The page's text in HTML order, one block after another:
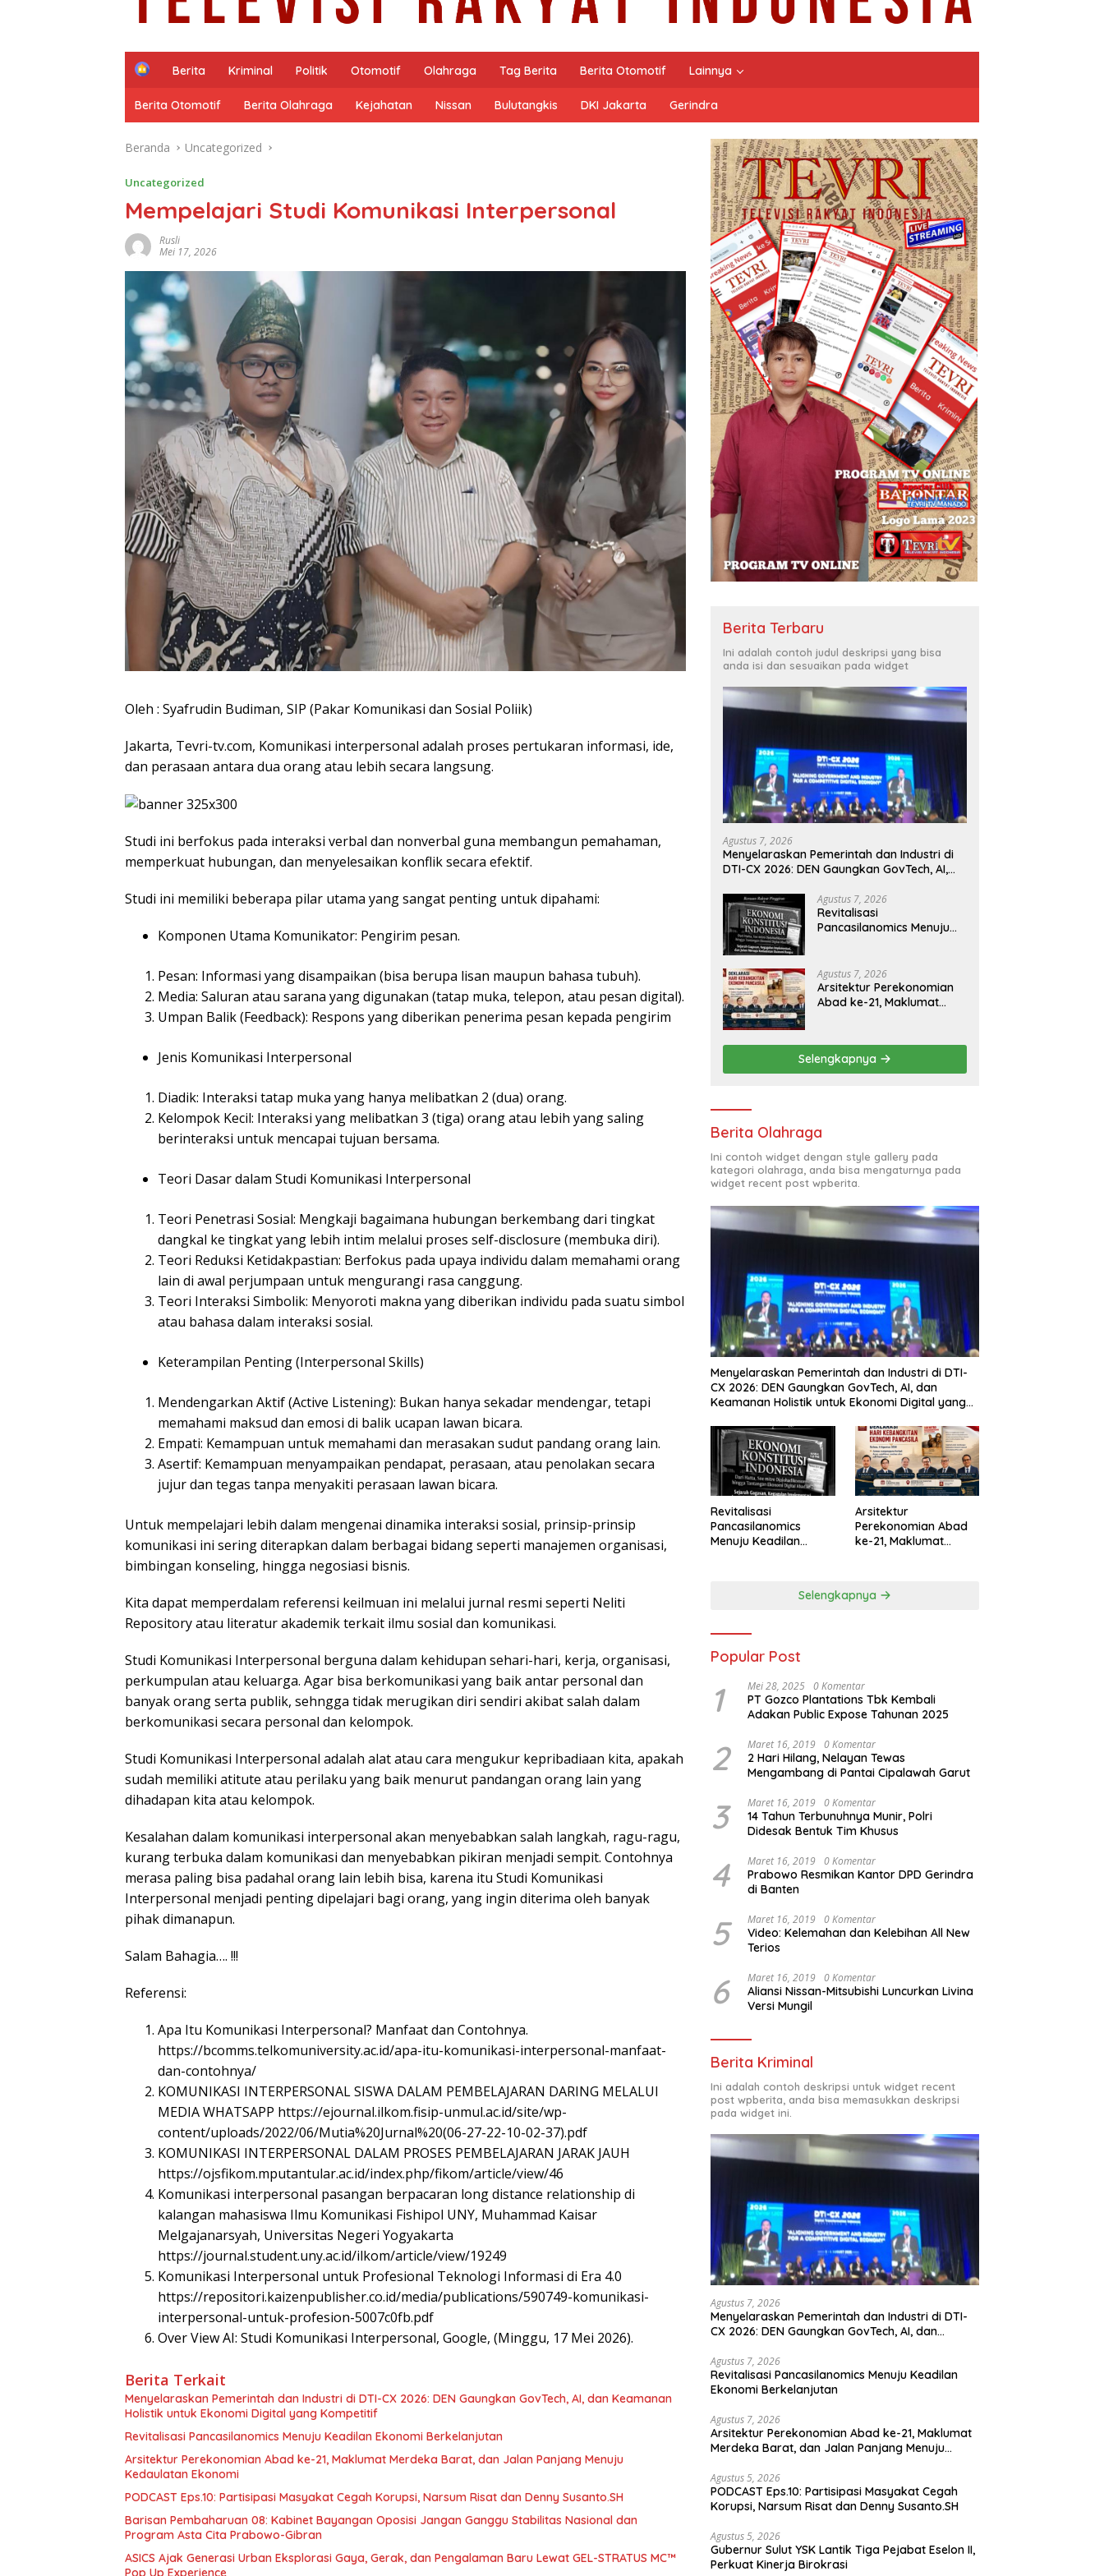
H
m
e
Berita Kriminal Politik Otomotif Olahraga Tag Berita Berita Otomotif Lainnya
Berita Otomotif Berita Olahraga Kejahatan Nissan Bulutangkis DKI Jakarta Gerindra
Beranda Uncategorized
Uncategorized
Mempelajari Studi Komunikasi Interpersonal
Rusli
Mei 17, 2026
Oleh : Syafrudin Budiman, SIP (Pakar Komunikasi dan Sosial Poliik)
Jakarta, Tevri-tv.com, Komunikasi interpersonal adalah proses pertukaran informasi, ide,
dan perasaan antara dua orang atau lebih secara langsung.
Studi ini berfokus pada interaksi verbal dan nonverbal guna membangun pemahaman,
memperkuat hubungan, dan menyelesaikan konflik secara efektif.
Studi ini memiliki beberapa pilar utama yang sangat penting untuk dipahami:
Komponen Utama Komunikator: Pengirim pesan.
Pesan: Informasi yang disampaikan (bisa berupa lisan maupun bahasa tubuh).
Media: Saluran atau sarana yang digunakan (tatap muka, telepon, atau pesan digital).
Umpan Balik (Feedback): Respons yang diberikan penerima pesan kepada pengirim
Jenis Komunikasi Interpersonal
Diadik: Interaksi tatap muka yang hanya melibatkan 2 (dua) orang.
Kelompok Kecil: Interaksi yang melibatkan 3 (tiga) orang atau lebih yang saling
berinteraksi untuk mencapai tujuan bersama.
Teori Dasar dalam Studi Komunikasi Interpersonal
Teori Penetrasi Sosial: Mengkaji bagaimana hubungan berkembang dari tingkat
dangkal ke tingkat yang lebih intim melalui proses self-disclosure (membuka diri).
Teori Reduksi Ketidakpastian: Berfokus pada upaya individu dalam memahami orang
lain di awal perjumpaan untuk mengurangi rasa canggung.
Teori Interaksi Simbolik: Menyoroti makna yang diberikan individu pada suatu simbol
atau bahasa dalam interaksi sosial.
Keterampilan Penting (Interpersonal Skills)
Mendengarkan Aktif (Active Listening): Bukan hanya sekadar mendengar, tetapi
memahami maksud dan emosi di balik ucapan lawan bicara.
Empati: Kemampuan untuk memahami dan merasakan sudut pandang orang lain.
Asertif: Kemampuan menyampaikan pendapat, perasaan, atau penolakan secara
jujur dan tegas tanpa menyakiti perasaan lawan bicara.
Untuk mempelajari lebih dalam mengenai dinamika interaksi sosial, prinsip-prinsip
komunikasi ini sering diterapkan dalam berbagai bidang seperti manajemen organisasi,
bimbingan konseling, hingga negosiasi bisnis.
Kita dapat memperdalam referensi keilmuan ini melalui jurnal resmi seperti Neliti
Repository atau literatur akademik terkait ilmu sosial dan komunikasi.
Studi Komunikasi Interpersonal berguna dalam kehidupan sehari-hari, kerja, organisasi,
perkumpulan atau keluarga. Agar bisa berkomunikasi yang baik antar personal dan
banyak orang serta publik, sehngga tidak merugikan diri sendiri akibat salah dalam
berkomunikasi secara personal dan kelompok.
Studi Komunikasi Interpersonal adalah alat atau cara mengukur kepribadiaan kita, apakah
sudah memiliki atitute atau perilaku yang baik menurut pandangan orang lain yang
dihadapan kita atau kelompok.
Kesalahan dalam komunikasi interpersonal akan menyebabkan salah langkah, ragu-ragu,
kurang terbuka dalam komunikasi dan menyebabkan pikiran menjadi sempit. Contohnya
merasa paling bisa padahal orang lain lebih bisa, karena itu Studi Komunikasi
Interpersonal menjadi penting dipelajari bagi orang, yang ingin diterima oleh banyak
pihak dimanapun.
Salam Bahagia…. !!!
Referensi:
Apa Itu Komunikasi Interpersonal? Manfaat dan Contohnya.
https://bcomms.telkomuniversity.ac.id/apa-itu-komunikasi-interpersonal-manfaat-
dan-contohnya/
KOMUNIKASI INTERPERSONAL SISWA DALAM PEMBELAJARAN DARING MELALUI
MEDIA WHATSAPP https://ejournal.ilkom.fisip-unmul.ac.id/site/wp-
content/uploads/2022/06/Mutia%20Jurnal%20(06-27-22-10-02-37).pdf
KOMUNIKASI INTERPERSONAL DALAM PROSES PEMBELAJARAN JARAK JAUH
https://ojsfikom.mputantular.ac.id/index.php/fikom/article/view/46
Komunikasi interpersonal pasangan berpacaran long distance relationship di
kalangan mahasiswa Ilmu Komunikasi Fishipol UNY, Muhammad Kaisar
Melgajanarsyah, Universitas Negeri Yogyakarta
https://journal.student.uny.ac.id/ilkom/article/view/19249
Komunikasi Interpersonal untuk Profesional Teknologi Informasi di Era 4.0
https://repositori.kaizenpublisher.co.id/media/publications/590749-komunikasi-
interpersonal-untuk-profesion-5007c0fb.pdf
Over View AI: Studi Komunikasi Interpersonal, Google, (Minggu, 17 Mei 2026).
Berita Terkait
Menyelaraskan Pemerintah dan Industri di DTI-CX 2026: DEN Gaungkan GovTech, AI, dan Keamanan
Holistik untuk Ekonomi Digital yang Kompetitif
Revitalisasi Pancasilanomics Menuju Keadilan Ekonomi Berkelanjutan
Arsitektur Perekonomian Abad ke-21, Maklumat Merdeka Barat, dan Jalan Panjang Menuju
Kedaulatan Ekonomi
PODCAST Eps.10: Partisipasi Masyakat Cegah Korupsi, Narsum Risat dan Denny Susanto.SH
Barisan Pembaharuan 08: Kabinet Bayangan Oposisi Jangan Ganggu Stabilitas Nasional dan
Program Asta Cita Prabowo-Gibran
ASICS Ajak Generasi Urban Eksplorasi Gaya, Gerak, dan Pengalaman Baru Lewat GEL-STRATUS MC™
Pop Up Experience
Berita Terbaru
Ini adalah contoh judul deskripsi yang bisa
anda isi dan sesuaikan pada widget
Agustus 7, 2026
Menyelaraskan Pemerintah dan Industri di
DTI-CX 2026: DEN Gaungkan GovTech, AI,
Digital yang KompetitifAgustus 7, 2026
Revitalisasi
Pancasilanomics Menuju
Agustus 7, 2026
Arsitektur Perekonomian
Abad ke-21, Maklumat
Kedaulatan Ekonomi
Selengkapnya
Berita Olahraga
Ini contoh widget dengan style gallery pada
kategori olahraga, anda bisa mengaturnya pada
widget recent post wpberita.
Menyelaraskan Pemerintah dan Industri di DTI-
CX 2026: DEN Gaungkan GovTech, AI, dan
Keamanan Holistik untuk Ekonomi Digital yang
Revitalisasi
Pancasilanomics
Menuju Keadilan
Arsitektur
Perekonomian Abad
ke-21, Maklumat
Selengkapnya
Popular Post
1 Mei 28, 2025 0 Komentar
PT Gozco Plantations Tbk Kembali
Adakan Public Expose Tahunan 2025
2 Maret 16, 2019 0 Komentar
2 Hari Hilang, Nelayan Tewas
Mengambang di Pantai Cipalawah Garut
3 Maret 16, 2019 0 Komentar
14 Tahun Terbunuhnya Munir, Polri
Didesak Bentuk Tim Khusus
4 Maret 16, 2019 0 Komentar
Prabowo Resmikan Kantor DPD Gerindra
di Banten
5 Maret 16, 2019 0 Komentar
Video: Kelemahan dan Kelebihan All New
Terios
6 Maret 16, 2019 0 Komentar
Aliansi Nissan-Mitsubishi Luncurkan Livina
Versi Mungil
Berita Kriminal
Ini adalah contoh deskripsi untuk widget recent
post wpberita, anda bisa memasukkan deskripsi
pada widget ini.
Agustus 7, 2026
Menyelaraskan Pemerintah dan Industri di DTI-
CX 2026: DEN Gaungkan GovTech, AI, dan
Kompetitif
Agustus 7, 2026
Revitalisasi Pancasilanomics Menuju Keadilan
Ekonomi Berkelanjutan
Agustus 7, 2026
Arsitektur Perekonomian Abad ke-21, Maklumat
Merdeka Barat, dan Jalan Panjang Menuju
Agustus 5, 2026
PODCAST Eps.10: Partisipasi Masyakat Cegah
Korupsi, Narsum Risat dan Denny Susanto.SH
Agustus 5, 2026
Gubernur Sulut YSK Lantik Tiga Pejabat Eselon II,
Perkuat Kinerja Birokrasi